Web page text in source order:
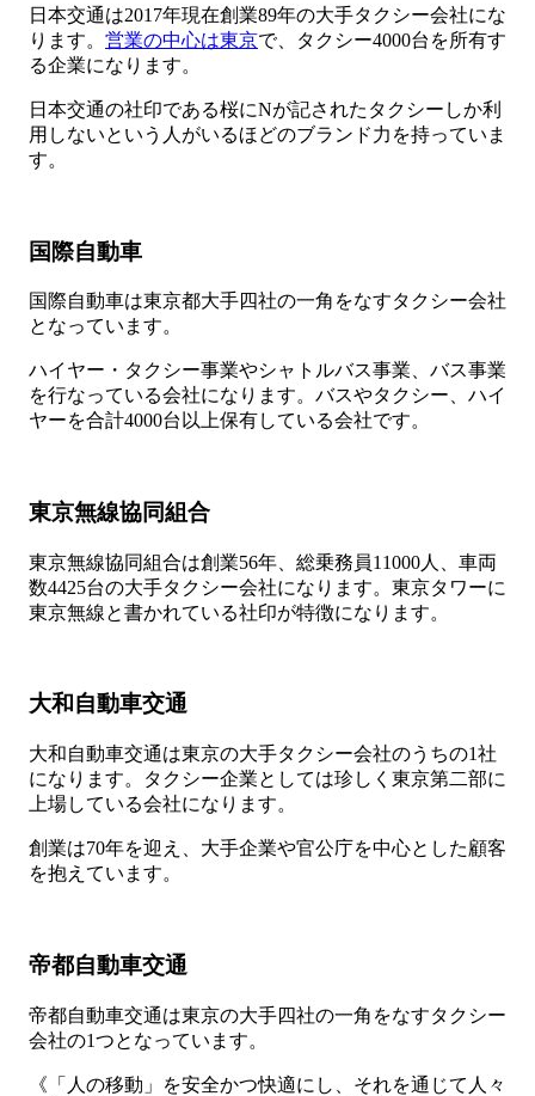
日本交通は2017年現在創業89年の大手タクシー会社にな
ります。 営業の中心は東京で、タクシー4000台を所有す
る企業になります。
日本交通の社印である桜にNが記されたタクシーしか利
用しないという人がいるほどのブランド力を持っていま
す。
国際自動車
国際自動車は東京都大手四社の一角をなすタクシー会社
となっています。
ハイヤー・タクシー事業やシャトルバス事業、バス事業
を行なっている会社になります。バスやタクシー、ハイ
ヤーを合計4000台以上保有している会社です。
東京無線協同組合
東京無線協同組合は創業56年、総乗務員11000人、車両
数4425台の大手タクシー会社になります。東京タワーに
東京無線と書かれている社印が特徴になります。
大和自動車交通
大和自動車交通は東京の大手タクシー会社のうちの1社
になります。タクシー企業としては珍しく東京第二部に
上場している会社になります。
創業は70年を迎え、大手企業や官公庁を中心とした顧客
を抱えています。
帝都自動車交通
帝都自動車交通は東京の大手四社の一角をなすタクシー
会社の1つとなっています。
《「人の移動」を安全かつ快適にし、それを通じて人々